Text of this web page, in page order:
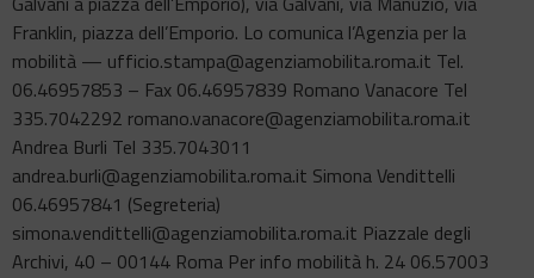
Franklin, piazza dell’Emporio. Lo comunica l’Agenzia per la
mobilità — ufficio.stampa@agenziamobilita.roma.it Tel.
06.46957853 – Fax 06.46957839 Romano Vanacore Tel
335.7042292 romano.vanacore@agenziamobilita.roma.it
Andrea Burli Tel 335.7043011
andrea.burli@agenziamobilita.roma.it Simona Vendittelli
06.46957841 (Segreteria)
simona.vendittelli@agenziamobilita.roma.it Piazzale degli
Archivi, 40 – 00144 Roma Per info mobilità h. 24 06.57003